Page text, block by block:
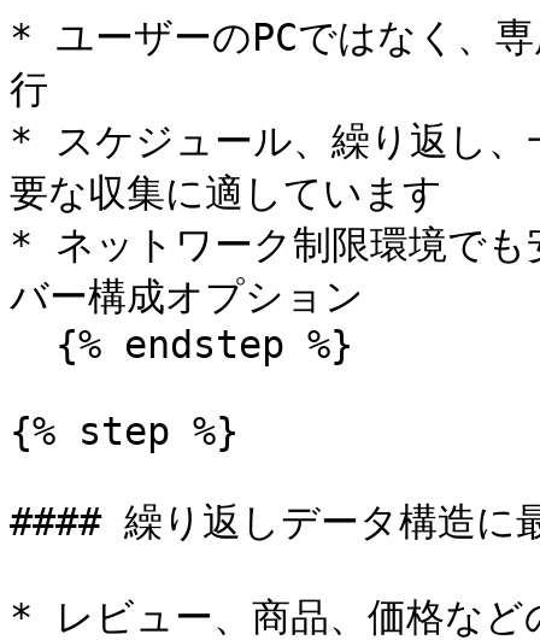
* ユーザーのPCではなく、
行
* スケジュール、繰り返し、
要な収集に適しています
* ネットワーク制限環境でも
バー構成オプション
{% step %}
#### 繰り返しデータ構造に
* レビュー、商品、価格など